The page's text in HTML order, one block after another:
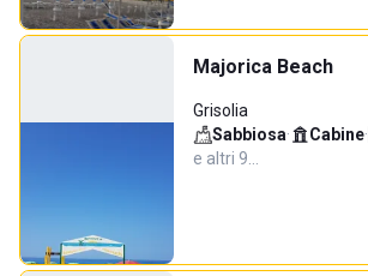
Majorica Beach
Grisolia
Sabbiosa· Cabine·
e altri 9…